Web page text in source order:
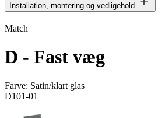
Installation, montering og vedligehold
Match
D - Fast væg
Farve: Satin/klart glas
D101-01